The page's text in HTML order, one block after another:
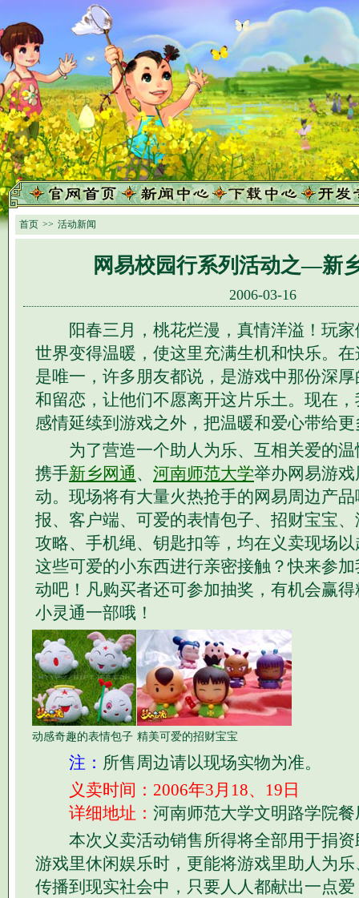
首页 >> 活动新闻
网易校园行系列活动之—新
2006-03-16
阳春三月，桃花烂漫，真情洋溢！玩家
世界变得温暖，使这里充满生机和快乐。
是唯一，许多朋友都说，是游戏中那份深
和留恋，让他们不愿离开这片乐土。现在
感情延续到游戏之外，把温暖和爱心带给
为了营造一个助人为乐、互相关爱的温
携手新乡网通 、 河南师范大学举办网易游
动。现场将有大量火热抢手的网易周边产
报、客户端、可爱的表情包子、招财宝宝
攻略、手机绳、钥匙扣等，均在义卖现场
这些可爱的小东西进行亲密接触？快来参
动吧！凡购买者还可参加抽奖，有机会赢得
小灵通一部哦！
动感奇趣的表情包子 精美可爱的招财宝宝
注： 所售周边请以现场实物为准。
义卖时间：2006年3月18、19日
详细地址： 河南师范大学文明路学院
本次义卖活动销售所得将全部用于捐资
游戏里休闲娱乐时，更能将游戏里助人为
传播到现实社会中，只要人人都献出一点